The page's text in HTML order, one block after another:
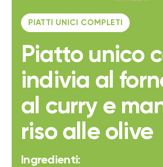
PIATTI UNICI COMPLETI
Piatto unico
indivia al
al curry e
riso alle olive
Ingredienti: